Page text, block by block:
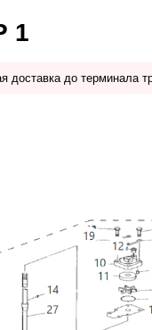
1
доставка до терминала